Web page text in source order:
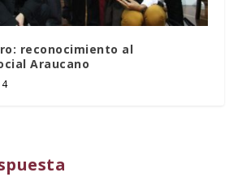
reconocimiento al
Araucano